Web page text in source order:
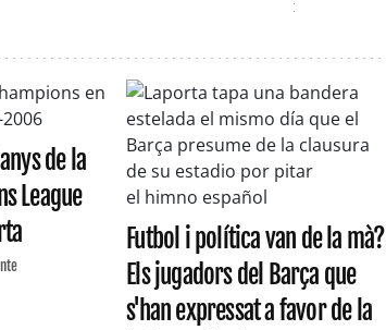
de la
League
Futbol i política van de la mà?
Els jugadors del Barça que
s'han expressat a favor de la